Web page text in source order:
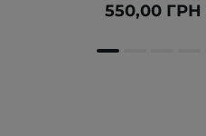
550,00 ГРН